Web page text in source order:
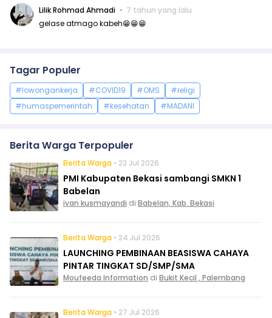
Lilik Rohmad Ahmadi
7 tahun yang lalu
gelase atmago kabeh😁😁😁
Tagar Populer
#lowongankerja #COVID19 #OMS
#religi
#humaspemerintah
#kesehatan #MADANI
Berita Warga Terpopuler
Berita Warga • 23 Jul 2026
PMI Kabupaten Bekasi sambangi SMKN 1
Babelan
ivan kusmayandi di Babelan, Kab. Bekasi
Berita Warga • 24 Jul 2026
LAUNCHING PEMBINAAN BEASISWA CAHAYA
PINTAR TINGKAT SD/SMP/SMA
Moufeeda Information di Bukit Kecil , Palembang
Berita Warga • 27 Jul 2026